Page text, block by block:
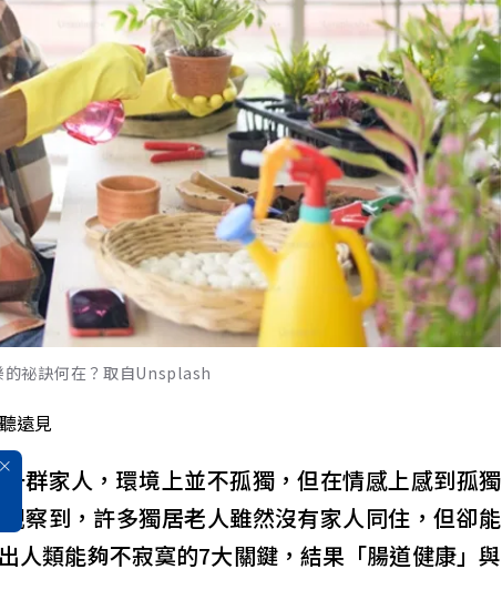
的祕訣何在？取自Unsplash
聽遠見
群家人，環境上並不孤獨，但在情感上感到孤獨
察到，許多獨居老人雖然沒有家人同住，但卻能
人類能夠不寂寞的7大關鍵，結果「腸道健康」與